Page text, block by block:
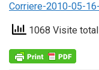
Corriere-2010-05-
1068 Visite